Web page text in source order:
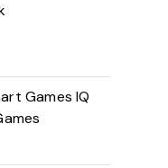
Games IQ